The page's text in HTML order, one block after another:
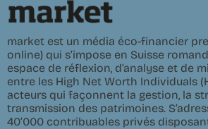
market est un média éco-financier
online) qui s’impose en Suisse
espace de réflexion, d’analyse et de
entre les High Net Worth Individuals
acteurs qui façonnent la gestion, la
transmission des patrimoines.
40’000 contribuables privés